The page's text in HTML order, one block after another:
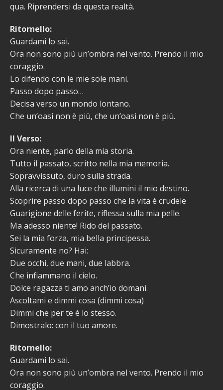
qua. Riprendersi da questa realtà.
Ritornello:
Guardami lo sai.
Ora non sono più un’ombra nel vento. Prendo il mio
coraggio.
Lo difendo con le mie sole mani.
Passo dopo passo…
Decisa verso un mondo lontano.
Che un’oasi non è più, che un’oasi non è più.
II Verso:
Ora niente, parlo della mia storia.
Tutto il passato, scritto nella mia memoria.
Sopravvissuto, duro sulla strada.
Alla ricerca di una luce che illumini il mio destino.
Scoprire passo dopo passo che la vita è crudele
Guarigione delle ferite, riflessa sulla mia pelle.
Ma adesso niente! Rido del passato.
Sei la mia forza, mia bella principessa.
Sicuramente no? Hai:
Due occhi, due mani, due labbra.
Che infiammano il cielo.
Dolce ragazza ti amo anch’io domani.
Ascoltami e dimmi cosa (dimmi cosa)
Dimmi che per te è lo stesso.
Dimostralo: con il tuo amore.
Ritornello:
Guardami lo sai.
Ora non sono più un’ombra nel vento. Prendo il mio
coraggio.